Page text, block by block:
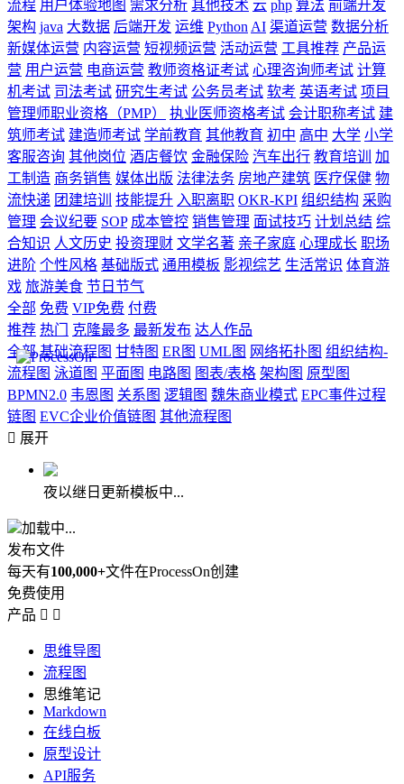
流程 用户体验地图 需求分析 其他技术 云 php 算法 前端开发
架构 java 大数据 后端开发 运维 Python AI 渠道运营 数据分析
新媒体运营 内容运营 短视频运营 活动运营 工具推荐 产品运
营 用户运营 电商运营 教师资格证考试 心理咨询师考试 计算
机考试 司法考试 研究生考试 公务员考试 软考 英语考试 项目
管理师职业资格（PMP）
执业医师资格考试 会计职称考试 建
筑师考试 建造师考试 学前教育 其他教育 初中 高中 大学 小学
客服咨询 其他岗位 酒店餐饮 金融保险 汽车出行 教育培训
加
工制造 商务销售 媒体出版 法律法务 房地产建筑 医疗保健 物
流快递 团建培训 技能提升 入职离职 OKR-KPI 组织结构 采购
管理 会议纪要 SOP 成本管控 销售管理 面试技巧 计划总结 综
合知识 人文历史 投资理财 文学名著 亲子家庭 心理成长 职场
进阶 个性风格 基础版式 通用模板 影视综艺 生活常识 体育游
戏 旅游美食 节日节气
全部 免费 VIP免费 付费
推荐 热门 克隆最多 最新发布 达人作品
全部 基础流程图 甘特图 ER图 UML图 网络拓扑图 组织结构-
流程图 泳道图 平面图 电路图 图表/表格 架构图 原型图
BPMN2.0 韦恩图 关系图 逻辑图 魏朱商业模式 EPC事件过程
链图 EVC企业价值链图 其他流程图
 展开
夜以继日更新模板中...
加载中...
发布文件
每天有100,000+文件在ProcessOn创建
免费使用
产品  
思维导图
流程图
思维笔记
Markdown
在线白板
原型设计
API服务